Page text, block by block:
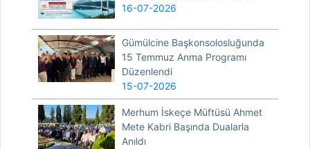
16-07-2026
Gümülcine Başkonsolosluğunda
15 Temmuz Anma Programı
Düzenlendi
15-07-2026
Merhum İskeçe Müftüsü Ahmet
Mete Kabri Başında Dualarla
Anıldı